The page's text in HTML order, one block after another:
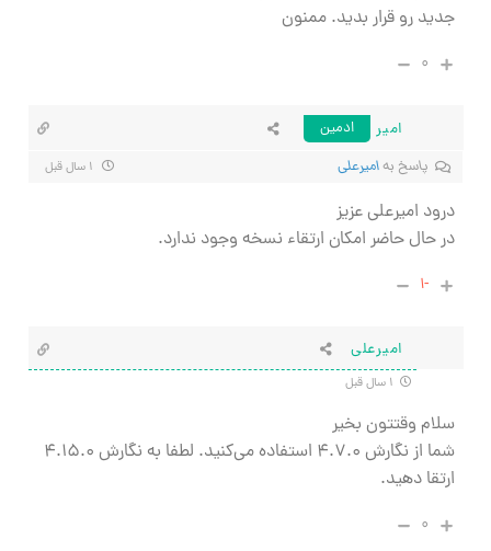
جدید رو قرار بدید. ممنون
۰
امیر
ادمین
پاسخ بهامیرعلی
درود امیرعلی عزیز
در حال حاضر امکان ارتقاء نسخه وجود ندارد.
-۱
امیرعلی
سلام وقتتون بخیر
شما از نگارش ۴.۷.۰ استفاده می‌کنید. لطفا به نگارش ۴.۱۵.۰
ارتقا دهید.
۰